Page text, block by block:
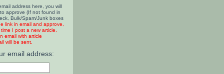
address here, you will
approve (If not found in
Bulk/Spam/Junk boxes
link in email and approve,
I post a new article,
email with article
will be sent.
email address: